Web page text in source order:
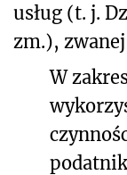
usług (t. j.
zm.),
W